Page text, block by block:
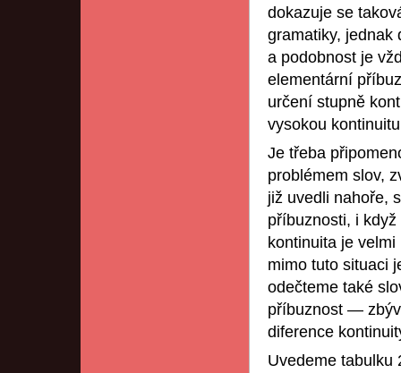
dokazuje se
gramatiky, jednak
a podobnost je
elementární
určení stupně
vysokou
Je třeba
problémem slov,
již uvedli nahoře,
příbuznosti, i
kontinuita je
mimo tuto situaci
odečteme také
příbuznost —
diference
Uvedeme tabulku